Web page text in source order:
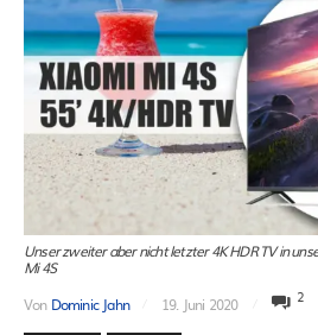
Unser zweiter aber nicht letzter 4K HDR TV in
Mi 4S
Von Dominic Jahn 19. Juni 2020 2